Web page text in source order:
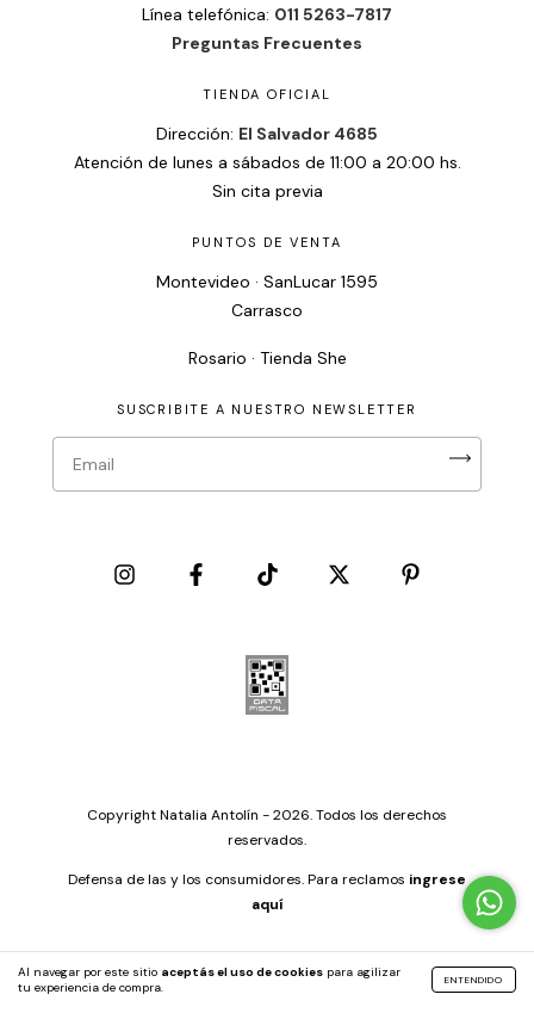
Al navegar por este sitio aceptás el uso de cookies para agilizar
tu experiencia de compra.
ENTENDIDO
Línea telefónica: 011 5263-7817
Preguntas Frecuentes
TIENDA OFICIAL
Dirección: El Salvador 4685
Atención de lunes a sábados de 11:00 a 20:00 hs.
Sin cita previa
PUNTOS DE VENTA
Montevideo · SanLucar 1595
Carrasco
Rosario · Tienda She
SUSCRIBITE A NUESTRO NEWSLETTER
Copyright Natalia Antolín - 2026. Todos los derechos
reservados.
Defensa de las y los consumidores. Para reclamos ingrese
aquí